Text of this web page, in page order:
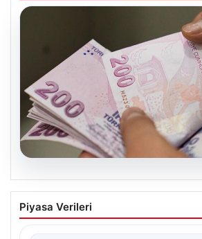
05.08.2026
Bayram ikramiyeleri ne
2026 Kurban Bayramı
Piyasa Verileri